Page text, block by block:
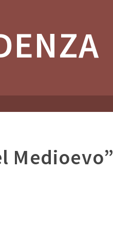
Medioevo”